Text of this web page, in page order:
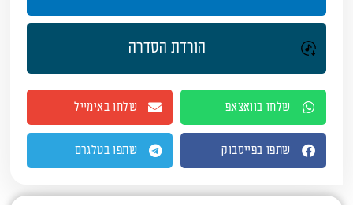
הורדת הסדרה
שלחו בוואצאפ שלחו באימייל
שתפו בפייסבוק שתפו בטלגרם